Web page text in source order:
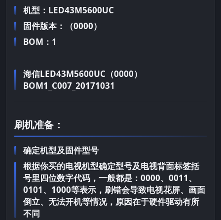
机型：LED43M5600UC
固件版本：（0000）
BOM：1
海信LED43M5600UC（0000）
BOM1_C007_20171031
刷机准备：
确定机型及固件型号
根据你买的电视机型确定型号及电视背面标签括
号里四位数字代码，一般都是：0000、0011、
0101、1000等表示，刷错会导致电视花屏、画面
倒立、无法开机等情况，原因在于硬件驱动有所
不同